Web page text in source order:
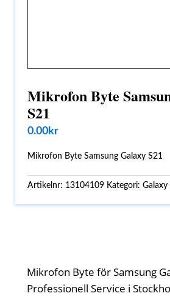
Mikrofon Byte
S21
0.00kr
Mikrofon Byte Samsung Galaxy S21
Artikelnr: 13104109 Kategori:Galaxy
Mikrofon Byte för Samsung
Professionell Service i